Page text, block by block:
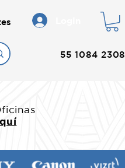
55 1084 2308